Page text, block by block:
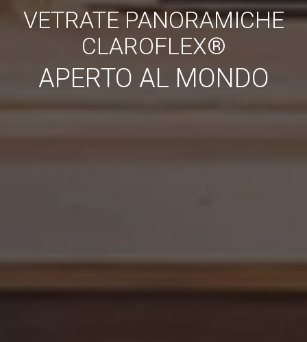
VETRATE PANORAMICHE
CLAROFLEX®
APERTO AL MONDO